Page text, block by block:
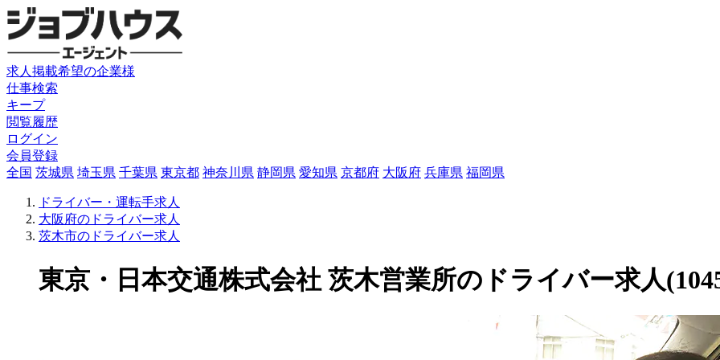
求人掲載希望の企業様
仕事検索
キープ
閲覧履歴
ログイン
会員登録
全国 茨城県 埼玉県 千葉県 東京都 神奈川県 静岡県 愛知県 京都府 大阪府 兵庫県 福岡県
ドライバー・運転手求人
大阪府のドライバー求人
茨木市のドライバー求人
東京・日本交通株式会社 茨木営業所のドライバー求人